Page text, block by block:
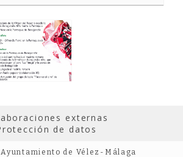
externas
de datos
de Vélez-Málaga